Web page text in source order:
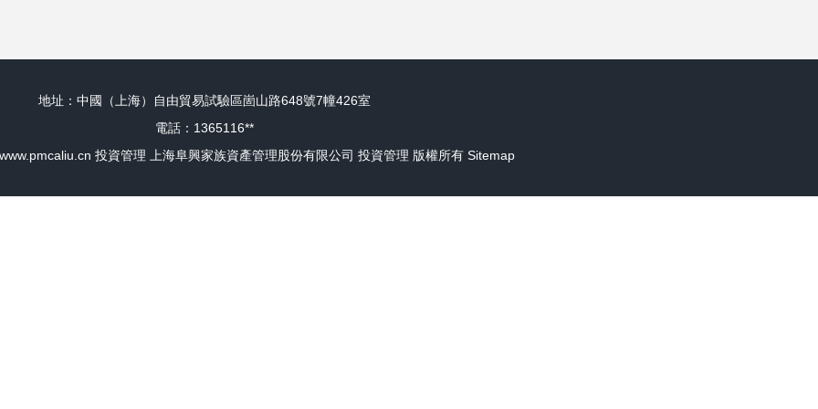
地址：中國（上海）自由貿易試驗區崮山路648號7幢426室
電話：1365116**
www.pmcaliu.cn 投資管理 上海阜興家族資產管理股份有限公司 投資管理 版權所有 Sitemap